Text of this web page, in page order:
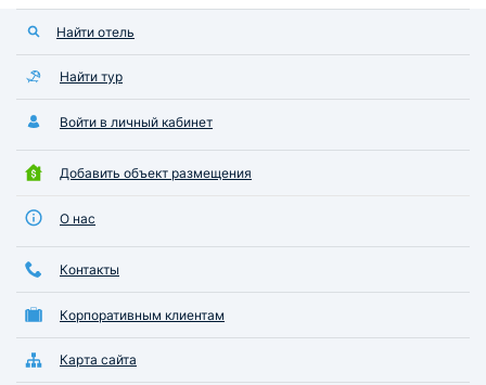
Найти отель
Найти тур
Войти в личный кабинет
Добавить объект размещения
О нас
Контакты
Корпоративным клиентам
Карта сайта